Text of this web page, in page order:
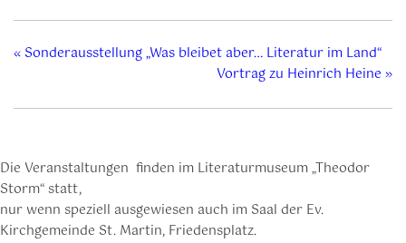
« Sonderausstellung „Was bleibet aber… Literatur im Land“
Vortrag zu Heinrich Heine »
Die Veranstaltungen finden im Literaturmuseum „Theodor
Storm“ statt,
nur wenn speziell ausgewiesen auch im Saal der Ev.
Kirchgemeinde St. Martin, Friedensplatz.